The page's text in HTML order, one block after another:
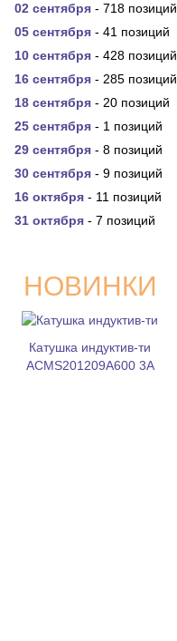
02 сентября - 718 позиций
05 сентября - 41 позиций
10 сентября - 428 позиций
16 сентября - 285 позиций
18 сентября - 20 позиций
25 сентября - 1 позиций
29 сентября - 8 позиций
30 сентября - 9 позиций
16 октября - 11 позиций
31 октября - 7 позиций
НОВИНКИ
Катушка индуктив-ти
ACMS201209A600 3A